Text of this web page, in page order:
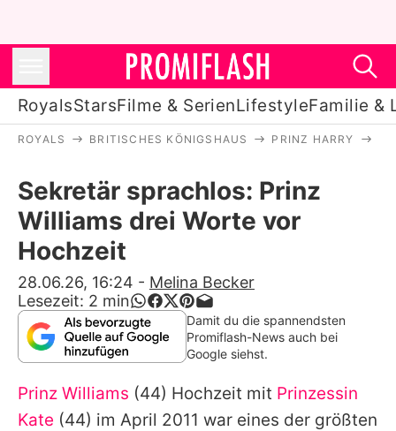
RoyalsStarsFilme & SerienLifestyleFamilie &
Stars
Filme & Serien
Lifestyle
Familie & Liebe
Promiflash Exklusiv
Alle Themen auf Promiflash
ROYALS BRITISCHES KÖNIGSHAUS PRINZ HARRY
Sekretär sprachlos: Prinz
Williams drei Worte vor
Hochzeit
28.06.26, 16:24 - Melina Becker
Lesezeit: 2 min
Damit du die spannendsten
Promiflash-News auch bei
Google siehst.
Prinz Williams (44) Hochzeit mit Prinzessin
Kate (44) im April 2011 war eines der größten